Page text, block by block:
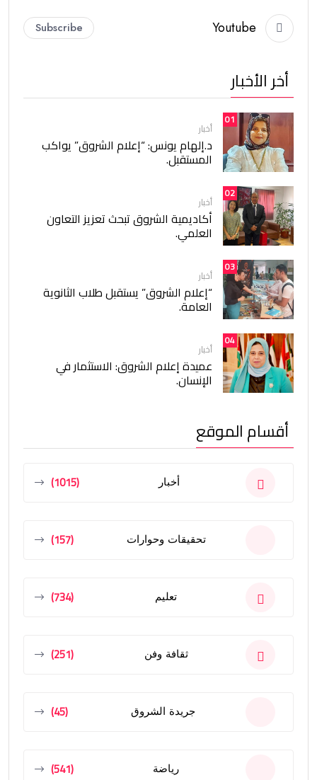
Youtube
Subscribe
أخر الأخبار
01
أخبار
د.إلهام يونس: “إعلام الشروق” يواكب
المستقبل.
02
أخبار
أكاديمية الشروق تبحث تعزيز التعاون
العلمي.
03
أخبار
“إعلام الشروق” يستقبل طلاب الثانوية
العامة.
04
أخبار
عميدة إعلام الشروق: الاستثمار في
الإنسان.
أقسام الموقع
أخبار (1015)
تحقيقات وحوارات (157)
تعليم (734)
ثقافة وفن (251)
جريدة الشروق (45)
رياضة (541)